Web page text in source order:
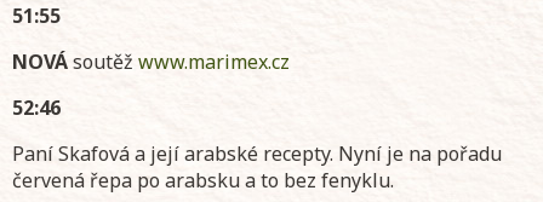
51:55
NOVÁsoutěž www.marimex.cz
52:46
Paní Skafová a její arabské recepty. Nyní je na pořadu
červená řepa po arabsku a to bez fenyklu.